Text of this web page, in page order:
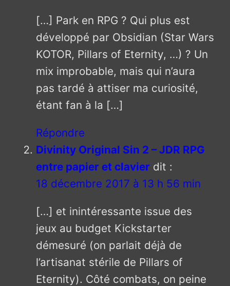
[…] Park en RPG ? Qui plus est
développé par Obsidian (Star Wars
KOTOR, Pillars of Eternity, …) ? Un
mix improbable, mais qui n’aura
pas tardé à attiser ma curiosité,
étant fan à la […]
Répondre
Divinity Original Sin 2 – JDR RPG
entre papier et clavier dit :
18 décembre 2017 à 13 h 56 min
[…] et inintéressante issue des
jeux au budget Kickstarter
démesuré (on parlait déjà de
l’artisanat stérile de Pillars of
Eternity). Côté combats, on peine